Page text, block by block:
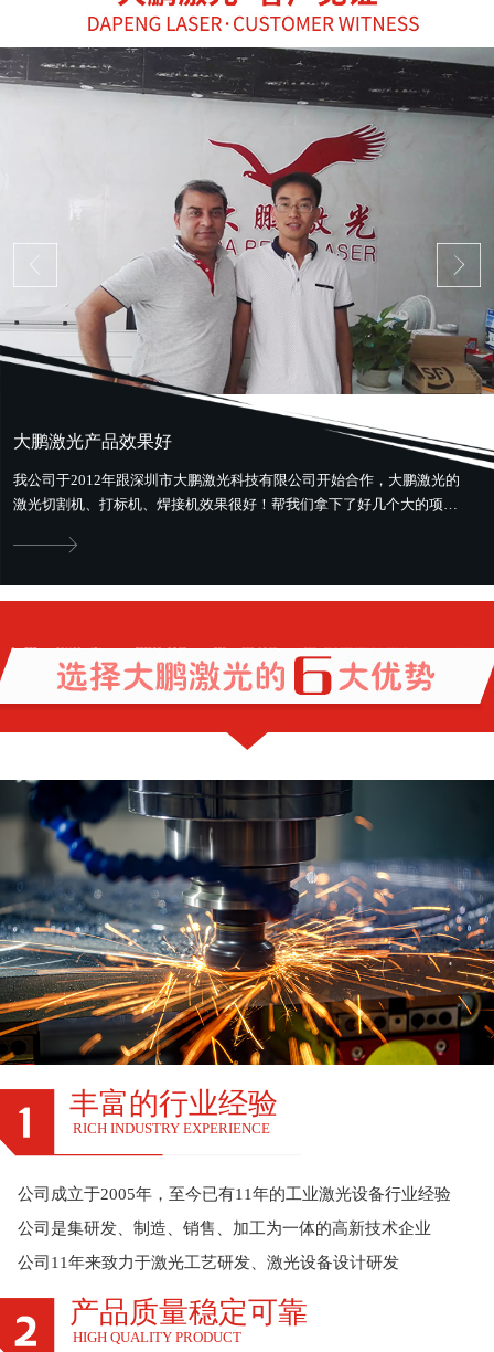
大鹏激光产品效果好
我公司于2012年跟深圳市大鹏激光科技有限公司开始合作，大鹏激光的
激光切割机、打标机、焊接机效果很好！帮我们拿下了好几个大的项
丰富的行业经验
RICH INDUSTRY EXPERIENCE
公司成立于2005年，至今已有11年的工业激光设备行业经验
公司是集研发、制造、销售、加工为一体的高新技术企业
公司11年来致力于激光工艺研发、激光设备设计研发
产品质量稳定可靠
HIGH QUALITY PRODUCT